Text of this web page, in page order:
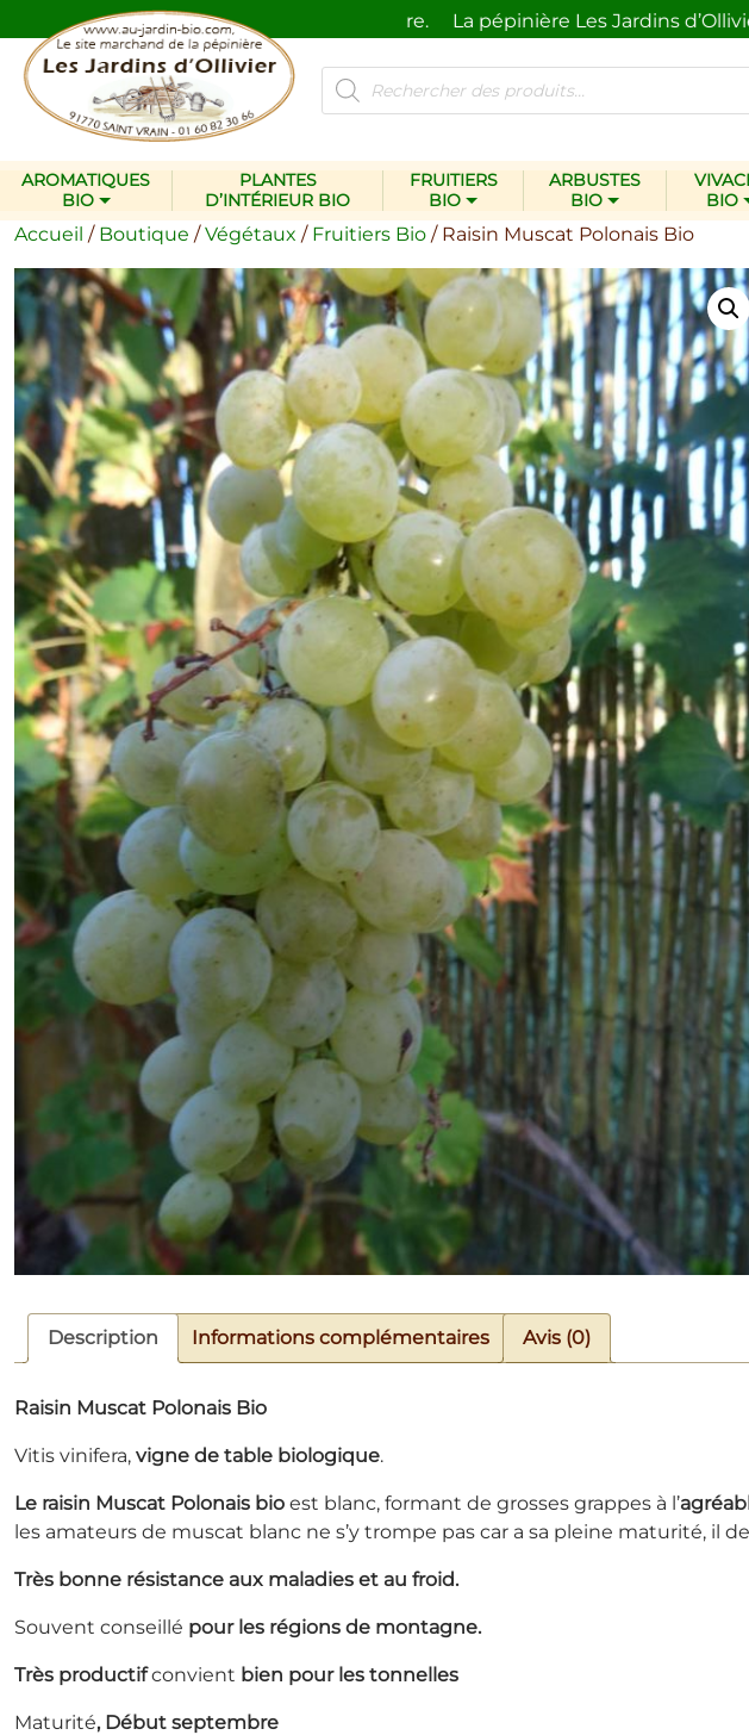
de l’homme et de la nature. La pépinière Les Jardins d’Ollivier
Recherche
de
produits
AROMATIQUES
BIO
PLANTES
D’INTÉRIEUR BIO
FRUITIERS
BIO
ARBUSTES
BIO
BIO
Accueil / Boutique /Végétaux / Fruitiers Bio / Raisin Muscat Polonais Bio
Description Informations complémentaires Avis (0)
Raisin Muscat Polonais Bio
Vitis vinifera, vigne de table biologique.
Le raisin Muscat Polonais bio est blanc, formant de grosses grappes à l’
les amateurs de muscat blanc ne s’y trompe pas car a sa pleine maturité, il
Très bonne résistance aux maladies et au froid.
Souvent conseillé pour les régions de montagne.
Très productifconvient bien pour les tonnelles
Maturité, Début septembre